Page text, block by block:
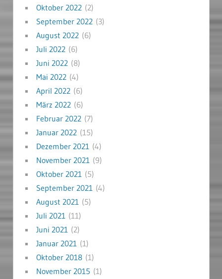
Oktober 2022(2)
September 2022(3)
August 2022(6)
Juli 2022(6)
Juni 2022(8)
Mai 2022(4)
April 2022(6)
März 2022(6)
Februar 2022(7)
Januar 2022(15)
Dezember 2021 (4)
November 2021 (9)
Oktober 2021 (5)
September 2021 (4)
August 2021 (5)
Juli 2021 (11)
Juni 2021 (2)
Januar 2021 (1)
Oktober 2018(1)
November 2015 (1)